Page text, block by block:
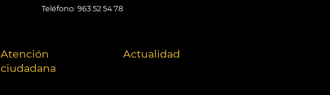
Teléfono: 963 52 54 78
Atención
ciudadana
Actualidad